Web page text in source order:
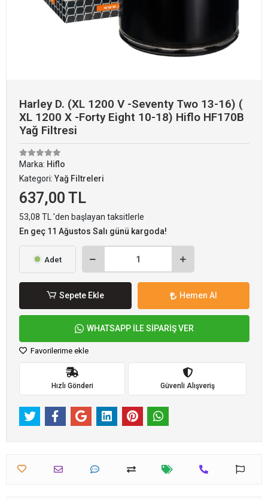
Harley D. (XL 1200 V -Seventy Two 13-16) (
XL 1200 X -Forty Eight 10-18) Hiflo HF170B
Yağ Filtresi
Marka: Hiflo
Kategori:Yağ Filtreleri
637,00 TL
53,08 TL 'den başlayan taksitlerle
En geç 11 Ağustos Salı günü kargoda!
Adet
Sepete Ekle Hemen Al
WHATSAPP İLE SİPARİŞ VER
Favorilerime ekle
Hızlı Gönderi Güvenli Alışveriş